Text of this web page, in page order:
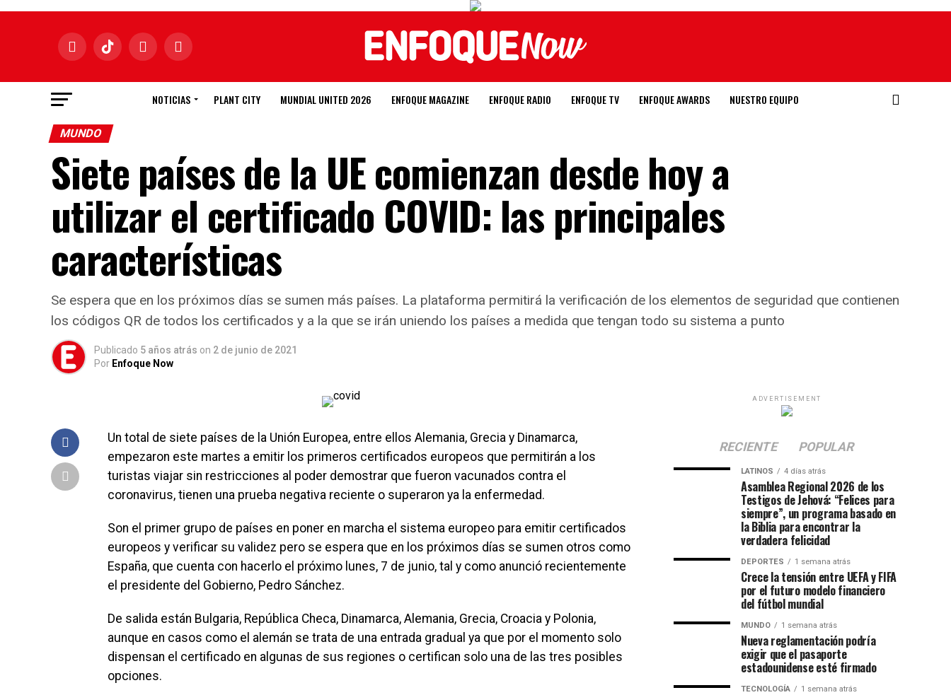
NOTICIAS PLANT CITY MUNDIAL UNITED 2026 ENFOQUE MAGAZINE ENFOQUE RADIO ENFOQUE TV ENFOQUE AWARDS NUESTRO EQUIPO
MUNDO
Siete países de la UE comienzan desde hoy a
utilizar el certificado COVID: las principales
características
Se espera que en los próximos días se sumen más países. La plataforma permitirá la verificación de los elementos de seguridad que contienen
los códigos QR de todos los certificados y a la que se irán uniendo los países a medida que tengan todo su sistema a punto
Publicado 5 años atrás on 2 de junio de 2021
Por Enfoque Now
Un total de siete países de la Unión Europea, entre ellos Alemania, Grecia y Dinamarca,
empezaron este martes a emitir los primeros certificados europeos que permitirán a los
turistas viajar sin restricciones al poder demostrar que fueron vacunados contra el
coronavirus, tienen una prueba negativa reciente o superaron ya la enfermedad.
Son el primer grupo de países en poner en marcha el sistema europeo para emitir certificados
europeos y verificar su validez pero se espera que en los próximos días se sumen otros como
España, que cuenta con hacerlo el próximo lunes, 7 de junio, tal y como anunció recientemente
el presidente del Gobierno, Pedro Sánchez.
De salida están Bulgaria, República Checa, Dinamarca, Alemania, Grecia, Croacia y Polonia,
aunque en casos como el alemán se trata de una entrada gradual ya que por el momento solo
dispensan el certificado en algunas de sus regiones o certifican solo una de las tres posibles
opciones.
ADVERTISEMENT
RECIENTE POPULAR
LATINOS 4 días atrás
Asamblea Regional 2026 de los
Testigos de Jehová: “Felices para
siempre”, un programa basado en
la Biblia para encontrar la
verdadera felicidad
DEPORTES 1 semana atrás
Crece la tensión entre UEFA y FIFA
por el futuro modelo financiero
del fútbol mundial
MUNDO 1 semana atrás
Nueva reglamentación podría
exigir que el pasaporte
estadounidense esté firmado
TECNOLOGÍA 1 semana atrás